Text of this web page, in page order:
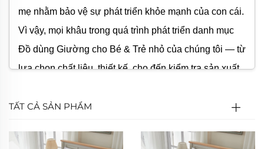
mẹ nhằm bảo vệ sự phát triển khỏe mạnh của con cái.
Vì vậy, mọi khâu trong quá trình phát triển danh mục
Đồ dùng Giường cho Bé & Trẻ nhỏ của chúng tôi — từ
lựa chọn chất liệu, thiết kế, cho đến kiểm tra sản xuất
bé", "cha mẹ yên tâm" và "bé yêu thích". Danh mục
triển, bao gồm trẻ sơ sinh, trẻ tập đi, trẻ mẫu giáo và
TẤT CẢ SẢN PHẨM